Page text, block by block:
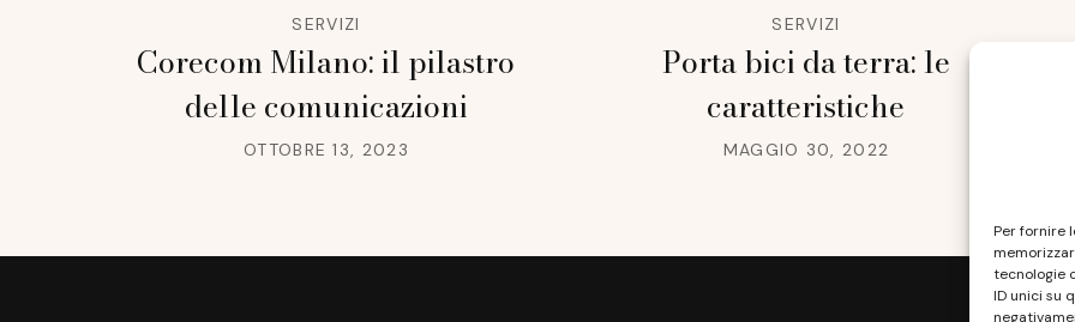
Per fornire
tecnologie
ID unici su
SERVIZI
Corecom Milano: il pilastro
delle comunicazioni
OTTOBRE 13, 2023
SERVIZI
Porta bici da terra: le
caratteristiche
MAGGIO 30, 2022